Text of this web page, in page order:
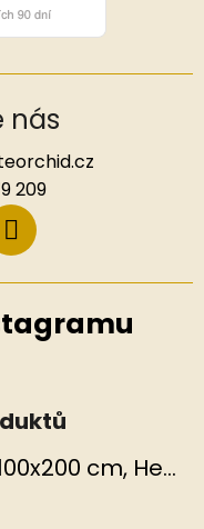
nás
209
Kašmírový pléd Květiny 100x200 cm, Hedvábný svět